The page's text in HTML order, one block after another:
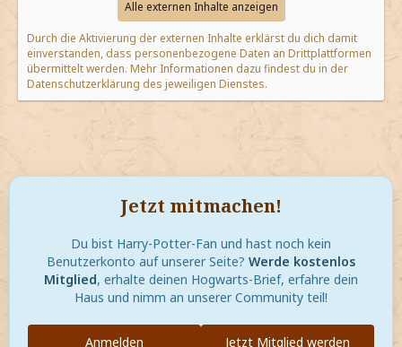
Alle externen Inhalte anzeigen
Durch die Aktivierung der externen Inhalte erklärst du dich damit
einverstanden, dass personenbezogene Daten an Drittplattformen
übermittelt werden. Mehr Informationen dazu findest du in der
Datenschutzerklärung des jeweiligen Dienstes.
Jetzt mitmachen!
Du bist Harry-Potter-Fan und hast noch kein
Benutzerkonto auf unserer Seite? Werde kostenlos
Mitglied, erhalte deinen Hogwarts-Brief, erfahre dein
Haus und nimm an unserer Community teil!
Jetzt Mitglied werden
Anmelden